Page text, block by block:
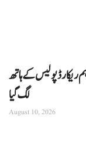
پولیس کے ہاتھ
لگ گیا
August 10, 2026